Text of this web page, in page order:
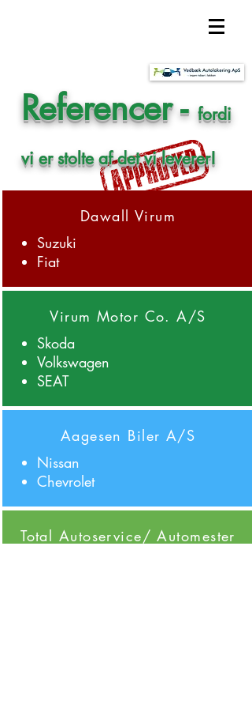
Referencer -fordi
vi er stolte af det vi leverer!
Dawall Virum
Suzuki
Fiat
Virum Motor Co. A/S
Skoda
Volkswagen
SEAT
Aagesen Biler A/S
Nissan
Chevrolet
Total Autoservice/ Automester